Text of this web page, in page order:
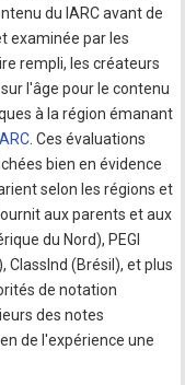
du IARC avant de
examinée par les
rempli, les créateurs
l'âge pour le contenu
à la région émanant
. Ces évaluations
bien en évidence
selon les régions et
aux parents et aux
du Nord), PEGI
ClassInd (Brésil), et plus
de notation
des notes
de l'expérience une